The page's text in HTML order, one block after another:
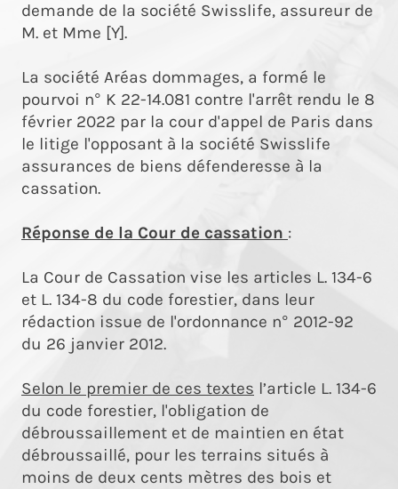
demande de la société Swisslife, assureur de
M. et Mme [Y].
La société Aréas dommages, a formé le
pourvoi n° K 22-14.081 contre l'arrêt rendu le 8
février 2022 par la cour d'appel de Paris dans
le litige l'opposant à la société Swisslife
assurances de biens défenderesse à la
cassation.
Réponse de la Cour de cassation :
La Cour de Cassation vise les articles L. 134-6
et L. 134-8 du code forestier, dans leur
rédaction issue de l'ordonnance n° 2012-92
du 26 janvier 2012.
Selon le premier de ces textes l’article L. 134-6
du code forestier, l'obligation de
débroussaillement et de maintien en état
débroussaillé, pour les terrains situés à
moins de deux cents mètres des bois et